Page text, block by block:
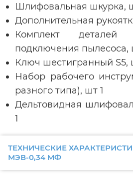
Шлифовальная шкурка,
Дополнительная
Комплект деталей
подключения пылесоса,
Ключ шестигранный S5,
Набор рабочего
разного типа), шт 1
Дельтовидная
1
ТЕХНИЧЕСКИЕ
МЭВ-0,34 МФ